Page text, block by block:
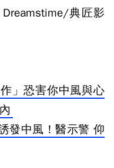
典匠影
」恐害你中風與心
發中風！醫示警 仰